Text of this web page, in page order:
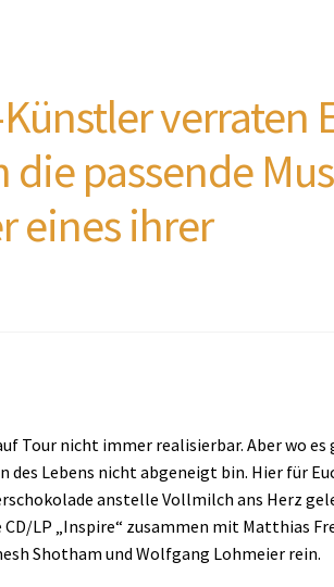
verraten
passende
eines ihrer
Tour nicht immer realisierbar. Aber wo es
des Lebens nicht abgeneigt bin. Hier für
anstelle Vollmilch ans Herz
LP „Inspire“ zusammen mit Matthias
Shotham und Wolfgang Lohmeier rein.